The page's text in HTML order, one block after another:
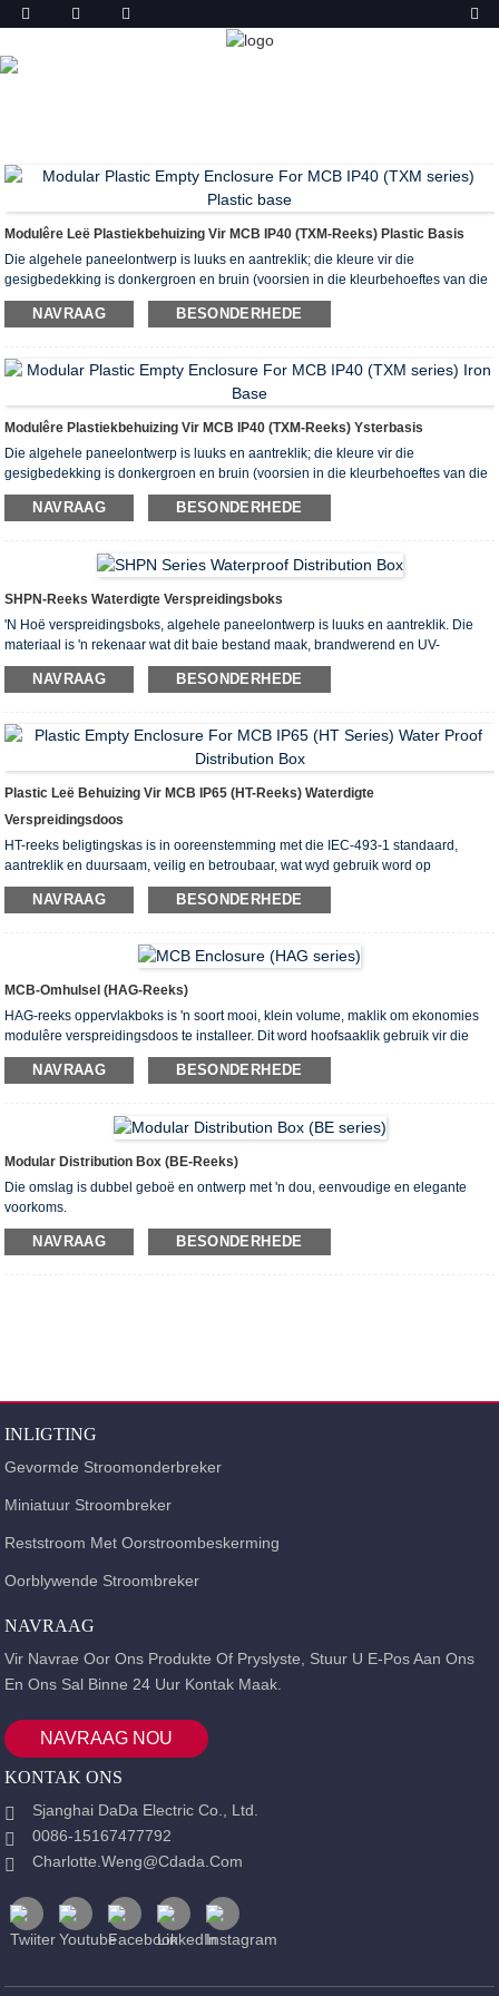
PRODUK
Modulêre Leë Plastiekbehuizing Vir MCB IP40 (TXM-Reeks) Plastic Basis
Die algehele paneelontwerp is luuks en aantreklik; die kleure vir die
gesigbedekking is donkergroen en bruin (voorsien in die kleurbehoeftes van die
verskillende binnehuisontwerpe behalwe die standaardkleure). Die ontwerp van
die gesigbedekking gee 'n edele en elegante gevoel. lok Ivoor, hoë sterkte,
eenvoudige struktuur en maklike installasie.
NAVRAAG BESONDERHEDE
Modulêre Plastiekbehuizing Vir MCB IP40 (TXM-Reeks) Ysterbasis
Die algehele paneelontwerp is luuks en aantreklik; die kleure vir die
gesigbedekking is donkergroen en bruin (voorsien in die kleurbehoeftes van die
verskillende binnehuisontwerpe behalwe die standaardkleure). Die ontwerp van
die gesigbedekking gee 'n edele en elegante gevoel. lok Ivoor, hoë sterkte,
eenvoudige struktuur en maklike installasie.
NAVRAAG BESONDERHEDE
SHPN-Reeks Waterdigte Verspreidingsboks
'N Hoë verspreidingsboks, algehele paneelontwerp is luuks en aantreklik. Die
materiaal is 'n rekenaar wat dit baie bestand maak, brandwerend en UV-
beskermend maak. Vaste raam, eenvoudige struktuur en maklik om te installeer.
Dit is van toepassing op spesiale waterdigte, stofbestande en korrosiebestande
NAVRAAG BESONDERHEDE
Plastic Leë Behuizing Vir MCB IP65 (HT-Reeks) Waterdigte
Verspreidingsdoos
HT-reeks beligtingskas is in ooreenstemming met die IEC-493-1 standaard,
aantreklik en duursaam, veilig en betroubaar, wat wyd gebruik word op
verskillende plekke soos fabriek, herehuis, woning, kap sentrum ensovoorts.
NAVRAAG BESONDERHEDE
MCB-Omhulsel (HAG-Reeks)
HAG-reeks oppervlakboks is 'n soort mooi, klein volume, maklik om ekonomies
modulêre verspreidingsdoos te installeer. Dit word hoofsaaklik gebruik vir die
bou van elektriese verspreidingstelsel, die ooreenstemming en die herbou van
die huis, ens. Toepassing. Die maksimum nominale stroom is 63A.
NAVRAAG BESONDERHEDE
Modular Distribution Box (BE-Reeks)
Die omslag is dubbel geboë en ontwerp met 'n dou, eenvoudige en elegante
voorkoms.
NAVRAAG BESONDERHEDE
INLIGTING
Gevormde Stroomonderbreker
Miniatuur Stroombreker
Reststroom Met Oorstroombeskerming
Oorblywende Stroombreker
NAVRAAG
Vir Navrae Oor Ons Produkte Of Pryslyste, Stuur U E-Pos Aan Ons
En Ons Sal Binne 24 Uur Kontak Maak.
NAVRAAG NOU
KONTAK ONS
Sjanghai DaDa Electric Co., Ltd.
0086-15167477792
Charlotte.weng@cdada.com